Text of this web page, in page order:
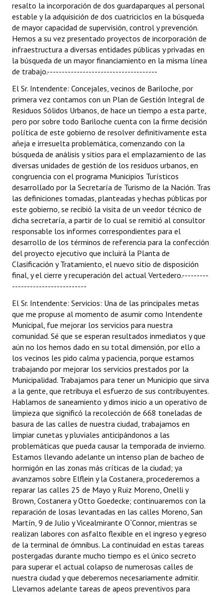
resalto la incorporación de dos guardaparques al personal
estable y la adquisición de dos cuatriciclos en la búsqueda
de mayor capacidad de supervisión, control y prevención.
Hemos a su vez presentado proyectos de incorporación de
infraestructura a diversas entidades públicas y privadas en
la búsqueda de un mayor financiamiento en la misma línea
de trabajo.-------------------------------------
El Sr. Intendente: Concejales, vecinos de Bariloche, por
primera vez contamos con un Plan de Gestión Integral de
Residuos Sólidos Urbanos, de hace un tiempo a esta parte,
pero por sobre todo Bariloche cuenta con la firme decisión
política de este gobierno de resolver definitivamente esta
añeja e irresuelta problemática, comenzando con la
búsqueda de análisis y sitios para el emplazamiento de las
diversas unidades de gestión de los residuos urbanos, en
congruencia con el programa Municipios Turísticos
desarrollado por la Secretaría de Turismo de la Nación. Tras
las definiciones tomadas, planteadas y hechas públicas por
este gobierno, se recibió la visita de un veedor técnico de
dicha secretaría, a partir de lo cual se remitió al consultor
responsable los informes correspondientes para el
desarrollo de los términos de referencia para la confección
del proyecto ejecutivo que incluirá la Planta de
Clasificación y Tratamiento, el nuevo sitio de disposición
final, y el cierre y recuperación del actual Vertedero.---------
-------------------------
El Sr. Intendente: Servicios: Una de las principales metas
que me propuse al momento de asumir como Intendente
Municipal, fue mejorar los servicios para nuestra
comunidad. Sé que se esperan resultados inmediatos y que
aún no los hemos dado en su total dimensión, por ello a
los vecinos les pido calma y paciencia, porque estamos
trabajando por mejorar los servicios prestados por la
Municipalidad. Trabajamos para tener un Municipio que sirva
a la gente, que retribuya el esfuerzo de sus contribuyentes.
Hablamos de saneamiento y dimos inicio a un operativo de
limpieza que significó la recolección de 668 toneladas de
basura de las calles de nuestra ciudad, trabajamos en
limpiar cunetas y pluviales anticipándonos a las
problemáticas que pueda causar la temporada de invierno.
Estamos llevando adelante un intenso plan de bacheo de
hormigón en las zonas más críticas de la ciudad; ya
avanzamos sobre Elflein y la Costanera, procederemos a
reparar las calles 25 de Mayo y Ruiz Moreno, Onelli y
Brown, Costanera y Otto Goedecke; continuaremos con la
reparación de losas levantadas en las calles Moreno, San
Martín, 9 de Julio y Vicealmirante O`Connor, mientras se
realizan labores con asfalto flexible en el ingreso y egreso
de la terminal de ómnibus. La continuidad en estas tareas
postergadas durante mucho tiempo es el único secreto
para superar el actual colapso de numerosas calles de
nuestra ciudad y que deberemos necesariamente admitir.
Llevamos adelante tareas de apeos preventivos para